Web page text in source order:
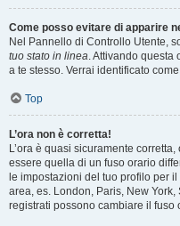
Come posso evitare di apparire
Nel Pannello di Controllo Utente,
tuo stato in linea. Attivando questa
a te stesso. Verrai identificato
Top
L’ora non è corretta!
L’ora è quasi sicuramente
essere quella di un fuso orario
le impostazioni del tuo profilo per
area, es. London, Paris, New
registrati possono cambiare il fuso